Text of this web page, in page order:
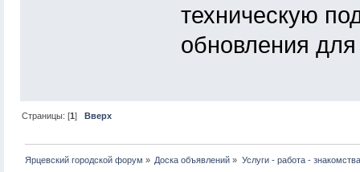
техническую
обновления
Страницы: [1]Вверх
Ярцевский городской форум » Доска объявлений » Услуги - работа -